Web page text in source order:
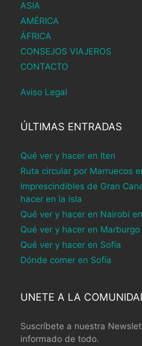
ASIA
AMÉRICA
ÁFRICA
CONSEJOS VIAJEROS
CONTACTO
Aviso Legal
ÚLTIMAS ENTRADAS
Qué ver y hacer en Iten
Ruta circular por Marruecos
Imprescindibles de Gran
hacer en la isla
Qué ver y hacer en Nairobi
Qué ver y hacer en Marburgo
Qué ver y hacer en Sofía
Dónde comer en Sofía
UNETE A LA
Suscríbete a nuestra
informado de todo.